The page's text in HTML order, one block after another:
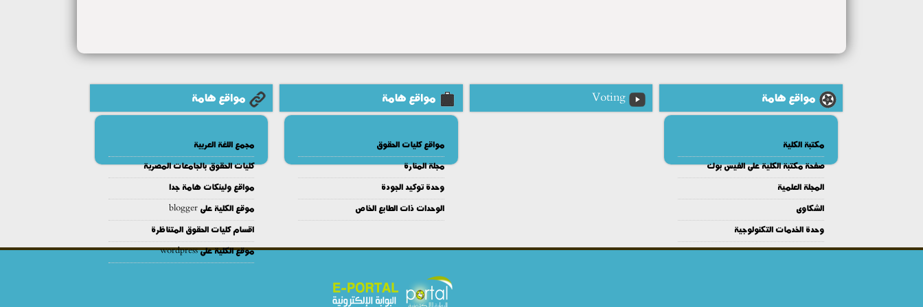
مواقع هامة
مكتبة الكلية
صفحة مكتبة الكلية على الفيس بوك
المجلة العلمية
الشكاوى
وحدة الخدمات التكنولوجية
Voting مواقع هامة
مواقع كليات الحقوق
مجلة المنارة
وحدة توكيد الجودة
الوحدات ذات الطابع الخاص
مواقع هامة
مجمع اللغة العربية
كليات الحقوق بالجامعات المصرية
مواقع ولينكات هامة جدا
موقع الكلية على blogger
اقسام كليات الحقوق المتناظرة
موقع الكلية على wordpress